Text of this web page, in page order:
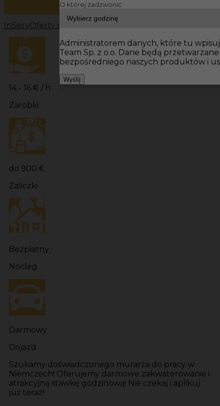
InServOferty pracy Prace budowlane Niemcy
14 - 16 € / h
Zarobki
do 900 €
Zaliczki
Bezpłatny
Nocleg
Darmowy
Dojazd
Szukamy doświadczonego murarza do pracy w
Niemczech! Oferujemy darmowe zakwaterowanie i
atrakcyjną stawkę godzinową! Nie czekaj i aplikuj
już teraz!
O której zadzwonić:
Administratorem danych, które tu
Team Sp. z o.o. Dane będą
bezpośredniego naszych produktów i
Wyślij